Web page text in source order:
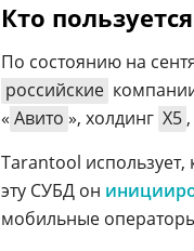
Кто
По состоянию на
российские
« Авито », холдинг Х5
Tarantool использует,
эту СУБД он
мобильные